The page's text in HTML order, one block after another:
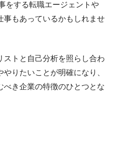
をする転職エージェントや
事もあっているかもしれませ
ストと自己分析を照らし合わ
りたいことが明確になり、
べき企業の特徴のひとつとな